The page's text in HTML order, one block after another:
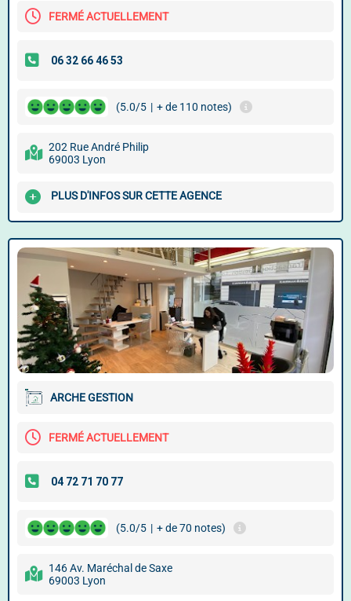
FERMÉ ACTUELLEMENT
(5.0/5 | + de 110 notes)
202 Rue André Philip
69003 Lyon
PLUS D'INFOS SUR CETTE AGENCE
ARCHE GESTION
FERMÉ ACTUELLEMENT
(5.0/5 | + de 70 notes)
146 Av. Maréchal de Saxe
69003 Lyon